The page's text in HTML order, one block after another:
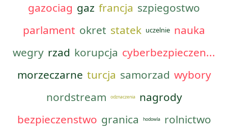
gazociag gaz francja szpiegostwo
parlament okret statek uczelnie nauka
wegry rzad korupcja cyberbezpieczen...
morzeczarne turcja samorzad wybory
nordstream
odznaczenia
nagrody
bezpieczenstwo granica hodowla
rolnictwo